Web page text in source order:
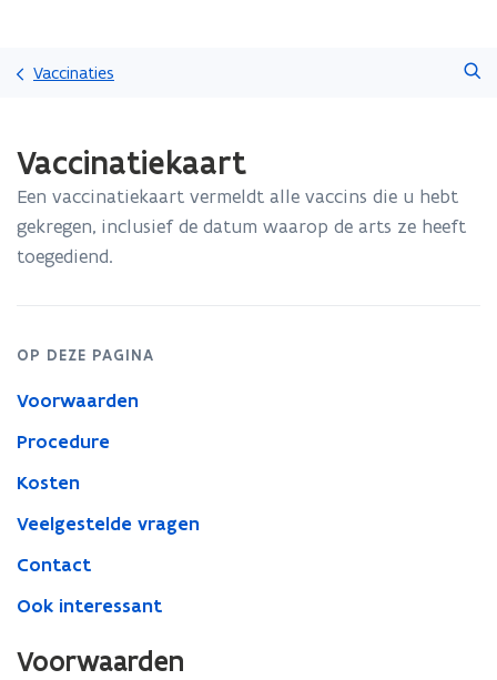
Vaccinaties
met
laden.
bevindt
zich
op:
Vaccinatiekaart
Een vaccinatiekaart vermeldt alle vaccins die u hebt
gekregen, inclusief de datum waarop de arts ze heeft
toegediend.
OP DEZE PAGINA
Voorwaarden
Procedure
Kosten
Veelgestelde vragen
Contact
Ook interessant
Voorwaarden